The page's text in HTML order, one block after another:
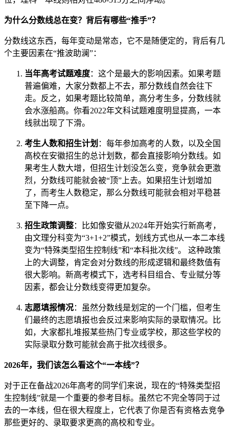
为什么分数线总在变？背后有哪些“推手”？
分数线这东西，每年变动是常态，它不是随便定的，背后有几
个主要因素在“推波助澜”：
当年高考试题难度：这个是最大的影响因素。如果考题
普遍偏难，大家分数都上不去，那分数线自然会往下
走。反之，如果考题比较简单，高分考生多，分数线就
会水涨船高。你看2022年文科试题难度明显提高，一本
线就出现了下滑。
考生人数和招生计划 ：每年参加高考的人数，以及全国
高校在安徽招生的总计划数，都会直接影响分数线。如
果考生人数大增，但招生计划没怎么变，竞争就会更激
烈，分数线可能就会被“顶”上去。如果招生计划增加
了，而考生人数稳定，那么分数线可能就会相对平稳甚
至下降一点。
招生政策调整：比如像安徽从2024年开始实行新高考，
由文理分科变为“3+1+2”模式，划线方式也从一本二本线
变为“特殊类型招生控制线”和“本科批次线”。 这种政策
上的大调整，肯定会对分数线的形成逻辑和最终数值有
很大影响。新高考模式下，选考科目组合、专业赋分等
因素，都会让分数线变得更加复杂。
志愿填报情况：虽然分数线是划定的一个门槛，但考生
们最终的志愿填报也会反过来影响实际的录取情况。比
如，大家都扎堆报某些热门专业或学校，那这些学校的
实际录取分数可能就会高于批次线很多。
2026年，我们该怎么看这个“一本线”？
对于正在备战2026年高考的同学们来说，现在的“特殊类型招
生控制线”就是一个重要的参考目标。虽然它不完全等同于过
去的一本线，但在很大程度上，它代表了你是否有资格去竞争
那些更好的、录取要求更高的高校和专业。